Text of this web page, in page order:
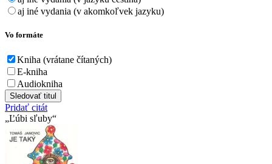
aj iné vydania (v akomkoľvek jazyku)
Vo formáte
Kniha (vrátane čítaných)
E-kniha
Audiokniha
Sledovať titul
Pridať citát
Ľúbi sľuby